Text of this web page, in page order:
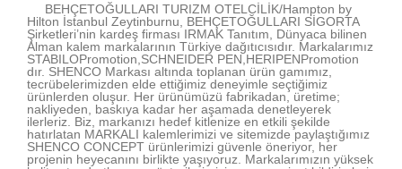
BEHÇETOĞULLARI TURIZM OTELCİLİK/Hampton by
Hilton İstanbul Zeytinburnu, BEHÇETOĞULLARI SİGORTA
Şirketleri’nin kardeş firması IRMAK Tanıtım, Dünyaca bilinen
Alman kalem markalarının Türkiye dağıtıcısıdır. Markalarımız
STABILOPromotion,SCHNEIDER PEN,HERIPENPromotion
dır. SHENCO Markası altında toplanan ürün gamımız,
tecrübelerimizden elde ettiğimiz deneyimle seçtiğimiz
ürünlerden oluşur. Her ürünümüzü fabrikadan, üretime;
nakliyeden, baskıya kadar her aşamada denetleyerek
ilerleriz. Biz, markanızı hedef kitlenize en etkili şekilde
hatırlatan MARKALI kalemlerimizi ve sitemizde paylaştığımız
SHENCO CONCEPT ürünlerimizi güvenle öneriyor, her
projenin heyecanını birlikte yaşıyoruz. Markalarımızın yüksek